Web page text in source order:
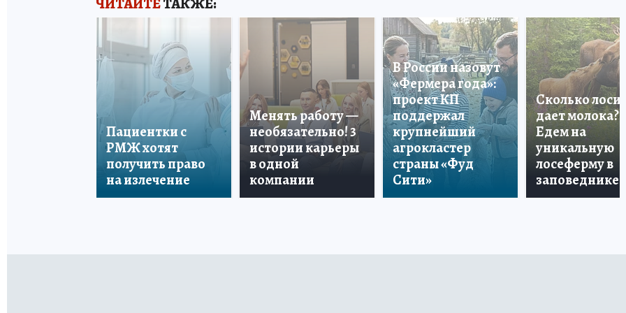
Пациентки с
РМЖ хотят
получить право
на излечение
Менять работу —
необязательно! 3
истории карьеры
в одной
компании
В России назовут
«Фермера года»:
проект КП
поддержал
крупнейший
агрокластер
страны «Фуд
Сити»
Сколько лосиха
дает молока?
Едем на
уникальную
лосеферму в
заповеднике!